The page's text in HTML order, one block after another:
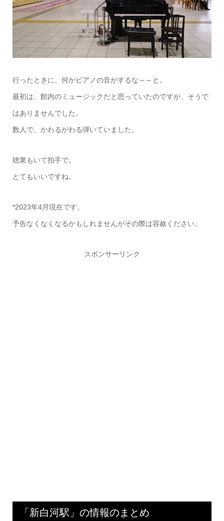
行ったときに、何かピアノの音がするな～～と。
最初は、館内のミュージックだと思っていたのですが、そうで
はありませんでした。
数人で、かわるがわる弾いていました。
聴衆もいて拍手で。
とてもいいですね。
*2023年4月現在です。
予告なくなくなるかもしれませんがその際は容赦ください。
スポンサーリンク
「新白河駅」の情報のまとめ